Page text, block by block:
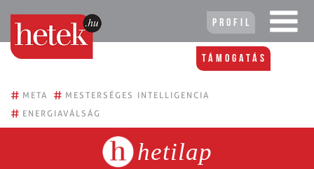
Profil
Támogatás
# META # MESTERSÉGES INTELLIGENCIA
# ENERGIAVÁLSÁG
hetilap